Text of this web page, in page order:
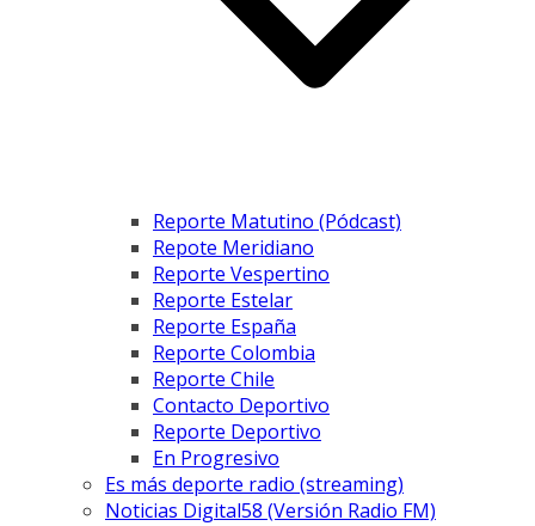
Reporte Matutino (Pódcast)
Repote Meridiano
Reporte Vespertino
Reporte Estelar
Reporte España
Reporte Colombia
Reporte Chile
Contacto Deportivo
Reporte Deportivo
En Progresivo
Es más deporte radio (streaming)
Noticias Digital58 (Versión Radio FM)